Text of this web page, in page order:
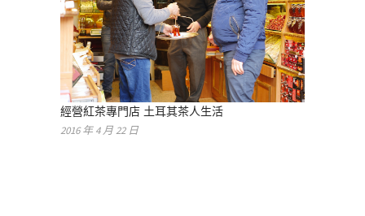
經營紅茶專門店 土耳其茶人生活
2016 年 4 月 22 日